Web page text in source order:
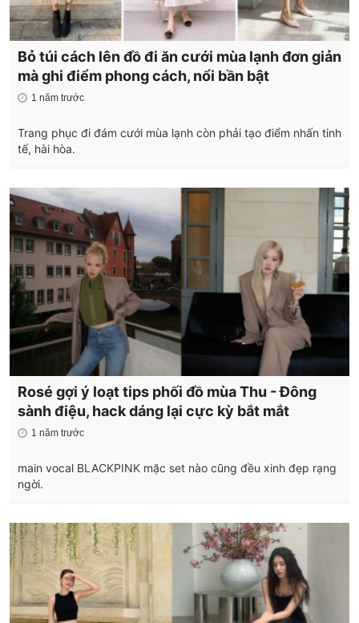
Bỏ túi cách lên đồ đi ăn cưới mùa lạnh đơn giản
mà ghi điểm phong cách, nổi bần bật
1 năm trước
Trang phục đi đám cưới mùa lạnh còn phải tạo điểm nhấn tinh
tế, hài hòa.
Rosé gợi ý loạt tips phối đồ mùa Thu - Đông
sành điệu, hack dáng lại cực kỳ bắt mắt
1 năm trước
main vocal BLACKPINK mặc set nào cũng đều xinh đẹp rạng
ngời.